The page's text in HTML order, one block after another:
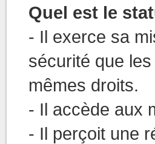
Quel est le
- Il exerce sa
sécurité que
mêmes droits.
- Il accède aux
- Il perçoit une